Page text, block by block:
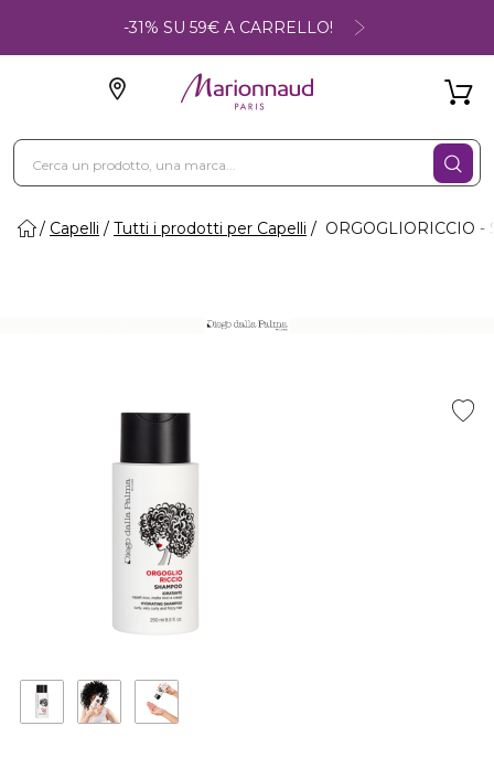
-31% SU 59€ A CARRELLO!
Capelli Tutti i prodotti per Capelli ORGOGLIORICCIO